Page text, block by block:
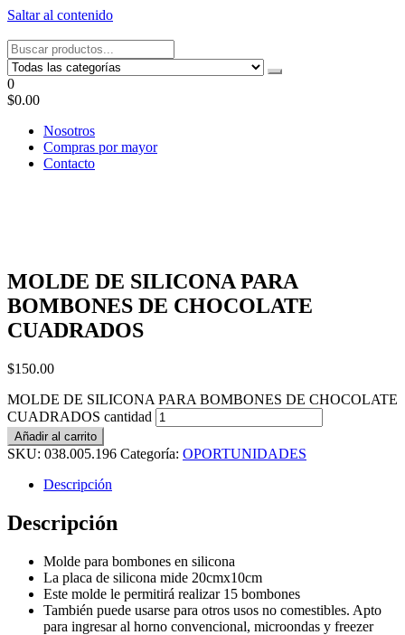
Saltar al contenido
Tel: 22087679 – Cel: 097 822122 – Joaquín Requena 2459
0
$0.00
Nosotros
Compras por mayor
Contacto
MOLDE DE SILICONA PARA
BOMBONES DE CHOCOLATE
CUADRADOS
$150.00
MOLDE DE SILICONA PARA BOMBONES DE CHOCOLATE
CUADRADOS cantidad
Añadir al carrito
SKU: 038.005.196 Categoría: OPORTUNIDADES
Descripción
Descripción
Molde para bombones en silicona
La placa de silicona mide 20cmx10cm
Este molde le permitirá realizar 15 bombones
También puede usarse para otros usos no comestibles. Apto
para ingresar al horno convencional, microondas y freezer